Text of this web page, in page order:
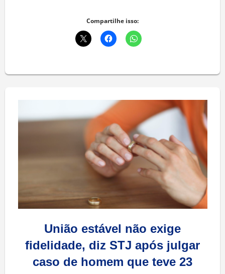
Compartilhe isso:
União estável não exige
fidelidade, diz STJ após julgar
caso de homem que teve 23